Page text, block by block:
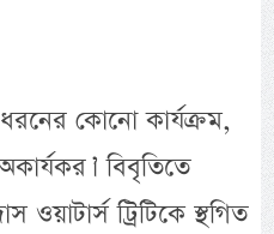
কোনো কার্যক্রম,
বিবৃতিতে
ট্রিটিকে স্থগিত